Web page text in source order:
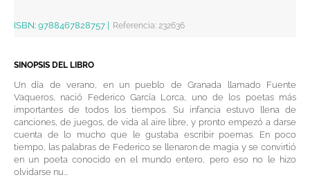
ISBN: 9788467828757 Referencia: 232636
SINOPSIS DEL LIBRO
Un día de verano, en un pueblo de Granada llamado Fuente
Vaqueros, nació Federico García Lorca, uno de los poetas más
importantes de todos los tiempos. Su infancia estuvo llena de
canciones, de juegos, de vida al aire libre, y pronto empezó a darse
cuenta de lo mucho que le gustaba escribir poemas. En poco
tiempo, las palabras de Federico se llenaron de magia y se convirtió
en un poeta conocido en el mundo entero, pero eso no le hizo
olvidarse nu...